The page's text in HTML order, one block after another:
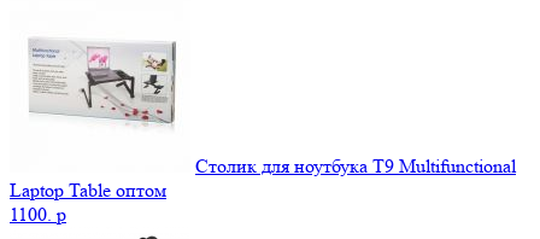
Столик для ноутбука Т9 Мultifunctional
Laptop Table оптом
1100. p